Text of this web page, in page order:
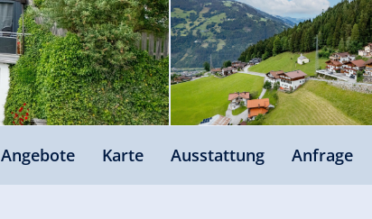
Angebote Karte Ausstattung Anfrage